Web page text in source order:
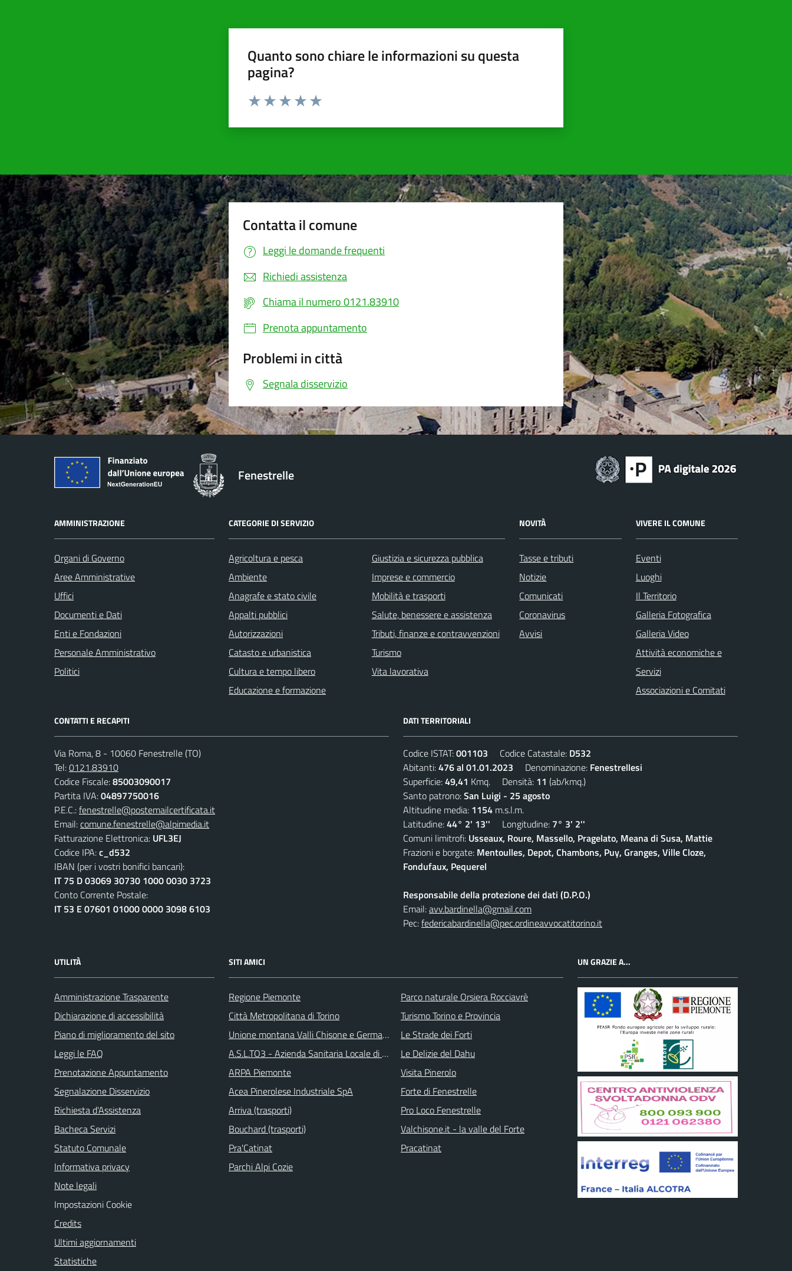
Quanto sono chiare le informazioni su questa
pagina?
Valuta da 1 a 5 stelle la pagina
Contatta il comune
Leggi le domande frequenti
Richiedi assistenza
Chiama il numero 0121.83910
Prenota appuntamento
Problemi in città
Segnala disservizio
Fenestrelle
AMMINISTRAZIONE
Organi di Governo
Aree Amministrative
Uffici
Documenti e Dati
Enti e Fondazioni
Personale Amministrativo
Politici
CATEGORIE DI SERVIZIO
Agricoltura e pesca
Ambiente
Anagrafe e stato civile
Appalti pubblici
Autorizzazioni
Catasto e urbanistica
Cultura e tempo libero
Educazione e formazione
Giustizia e sicurezza pubblica
Imprese e commercio
Mobilità e trasporti
Salute, benessere e assistenza
Tributi, finanze e contravvenzioni
Turismo
Vita lavorativa
NOVITÀ
Tasse e tributi
Notizie
Comunicati
Coronavirus
Avvisi
VIVERE IL COMUNE
Eventi
Luoghi
Il Territorio
Galleria Fotografica
Galleria Video
Attività economiche e
Servizi
Associazioni e Comitati
CONTATTI E RECAPITI
Via Roma, 8 - 10060 Fenestrelle (TO)
Tel:0121.83910
Codice Fiscale:85003090017
Partita IVA:04897750016
P.E.C.:fenestrelle@postemailcertificata.it
Email:comune.fenestrelle@alpimedia.it
Fatturazione Elettronica: UFL3EJ
Codice IPA:c_d532
IBAN (per i vostri bonifici bancari):
IT 75 D 03069 30730 1000 0030 3723
Conto Corrente Postale:
IT 53 E 07601 01000 0000 3098 6103
DATI TERRITORIALI
Codice ISTAT:001103 Codice Catastale: D532
Abitanti:476 al 01.01.2023 Denominazione: Fenestrellesi
Superficie:49,41 Kmq. Densità: 11 (ab/kmq.)
Santo patrono:San Luigi - 25 agosto
Altitudine media: 1154 m.s.l.m.
Latitudine:44° 2' 13'' Longitudine: 7° 3' 2''
Comuni limitrofi: Usseaux, Roure, Massello, Pragelato, Meana di Susa, Mattie
Frazioni e borgate: Mentoulles, Depot, Chambons, Puy, Granges, Ville Cloze,
Fondufaux, Pequerel
Responsabile della protezione dei dati (D.P.O.)
Email:avv.bardinella@gmail.com
Pec:federicabardinella@pec.ordineavvocatitorino.it
UTILITÀ
Amministrazione Trasparente
Dichiarazione di accessibilità
Piano di miglioramento del sito
Leggi le FAQ
Prenotazione Appuntamento
Segnalazione Disservizio
Richiesta d'Assistenza
Bacheca Servizi
Statuto Comunale
Informativa privacy
Note legali
Impostazioni Cookie
Credits
Ultimi aggiornamenti
Statistiche
SITI AMICI
Regione Piemonte
Città Metropolitana di Torino
Unione montana Valli Chisone e Germanasca
A.S.L.TO3 - Azienda Sanitaria Locale di Collegno e Pinerolo
ARPA Piemonte
Acea Pinerolese Industriale SpA
Arriva (trasporti)
Bouchard (trasporti)
Pra'Catinat
Parchi Alpi Cozie
Parco naturale Orsiera Rocciavrè
Turismo Torino e Provincia
Le Strade dei Forti
Le Delizie del Dahu
Visita Pinerolo
Forte di Fenestrelle
Pro Loco Fenestrelle
Valchisone.it - la valle del Forte
Pracatinat
UN GRAZIE A...